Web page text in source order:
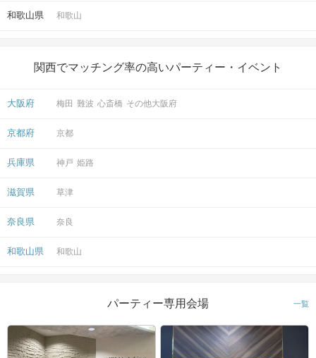
和歌山県 和歌山
関西でマッチング率の高いパーティー・イベント
大阪府 梅田 難波 心斎橋 その他大阪府
京都府 京都
兵庫県 神戸 姫路
滋賀県 草津
奈良県 奈良
和歌山県 和歌山
パーティー専用会場 一覧